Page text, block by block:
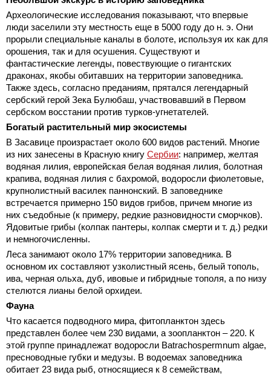
Археологические исследования показывают, что впервые
люди заселили эту местность еще в 5000 году до н. э. Они
прорыли специальные каналы в болоте, используя их как для
орошения, так и для осушения. Существуют и
фантастические легенды, повествующие о гигантских
драконах, якобы обитавших на территории заповедника.
Также здесь, согласно преданиям, прятался легендарный
сербский герой Зека Булюбаш, участвовавший в Первом
сербском восстании против турков-угнетателей.
Богатый растительный мир экосистемы
В Засавице произрастает около 600 видов растений. Многие
из них занесены в Красную книгу Сербии: например, желтая
водяная лилия, европейская белая водяная лилия, болотная
крапива, водяная лилия с бахромой, водоросли фиолетовые,
крупнолистный василек паннонский. В заповеднике
встречается примерно 150 видов грибов, причем многие из
них съедобные (к примеру, редкие разновидности сморчков).
Ядовитые грибы (колпак пантеры, колпак смерти и т. д.) редки
и немногочисленны.
Леса занимают около 17% территории заповедника. В
основном их составляют узколистный ясень, белый тополь,
ива, черная ольха, дуб, ивовые и гибридные тополя, а по низу
стелются лианы белой орхидеи.
Фауна
Что касается подводного мира, фитопланктон здесь
представлен более чем 230 видами, а зоопланктон – 220. К
этой группе принадлежат водоросли Batrachospermnum algae,
пресноводные губки и медузы. В водоемах заповедника
обитает 23 вида рыб, относящиеся к 8 семействам,